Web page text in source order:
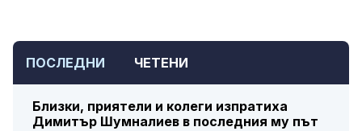
ПОСЛЕДНИ ЧЕТЕНИ
Близки, приятели и колеги изпратиха
Димитър Шумналиев в последния му път